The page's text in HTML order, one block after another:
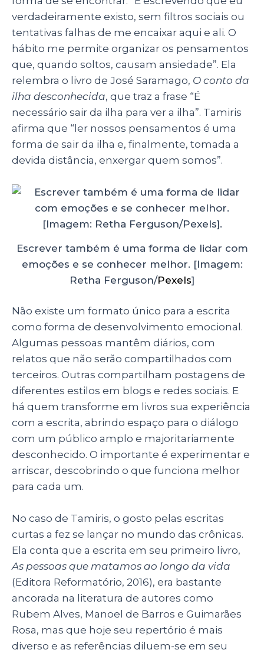
verdadeiramente existo, sem filtros sociais ou
tentativas falhas de me encaixar aqui e ali. O
hábito me permite organizar os pensamentos
que, quando soltos, causam ansiedade”. Ela
relembra o livro de José Saramago, O conto da
ilha desconhecida, que traz a frase “É
necessário sair da ilha para ver a ilha”. Tamiris
afirma que “ler nossos pensamentos é uma
forma de sair da ilha e, finalmente, tomada a
devida distância, enxergar quem somos”.
Escrever também é uma forma de lidar com
emoções e se conhecer melhor. [Imagem:
Retha Ferguson/Pexels]
Não existe um formato único para a escrita
como forma de desenvolvimento emocional.
Algumas pessoas mantêm diários, com
relatos que não serão compartilhados com
terceiros. Outras compartilham postagens de
diferentes estilos em blogs e redes sociais. E
há quem transforme em livros sua experiência
com a escrita, abrindo espaço para o diálogo
com um público amplo e majoritariamente
desconhecido. O importante é experimentar e
arriscar, descobrindo o que funciona melhor
para cada um.
No caso de Tamiris, o gosto pelas escritas
curtas a fez se lançar no mundo das crônicas.
Ela conta que a escrita em seu primeiro livro,
As pessoas que matamos ao longo da vida
(Editora Reformatório, 2016), era bastante
ancorada na literatura de autores como
Rubem Alves, Manoel de Barros e Guimarães
Rosa, mas que hoje seu repertório é mais
diverso e as referências diluem-se em seu